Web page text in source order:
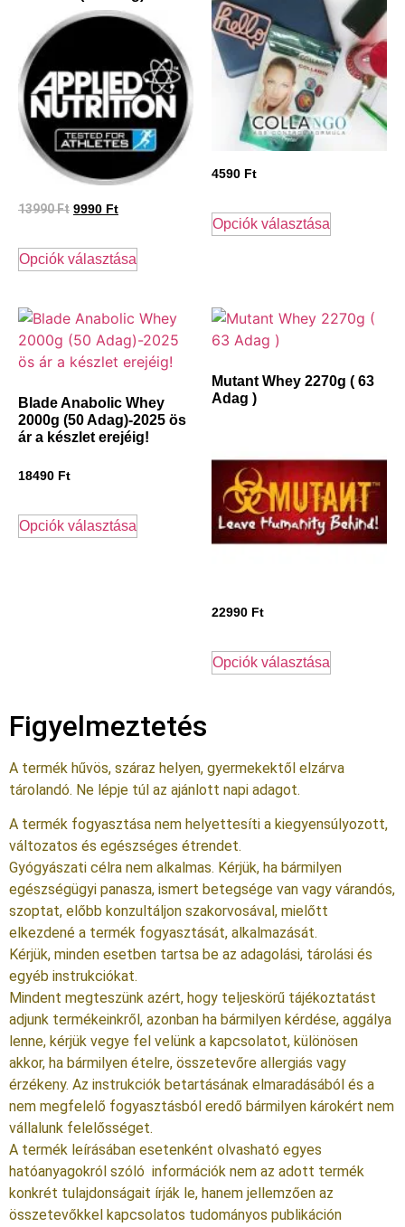
13990Ft 9990 Ft
Opciók választása
4590 Ft
Opciók választása
Blade Anabolic Whey
2000g (50 Adag)-2025 ös
ár a készlet erejéig!
18490 Ft
Opciók választása
Mutant Whey 2270g ( 63
Adag )
22990 Ft
Opciók választása
Figyelmeztetés
A termék hűvös, száraz helyen, gyermekektől elzárva
tárolandó. Ne lépje túl az ajánlott napi adagot.
A termék fogyasztása nem helyettesíti a kiegyensúlyozott,
változatos és egészséges étrendet.
Gyógyászati célra nem alkalmas. Kérjük, ha bármilyen
egészségügyi panasza, ismert betegsége van vagy várandós,
szoptat, előbb konzultáljon szakorvosával, mielőtt
elkezdené a termék fogyasztását, alkalmazását.
Kérjük, minden esetben tartsa be az adagolási, tárolási és
egyéb instrukciókat.
Mindent megteszünk azért, hogy teljeskörű tájékoztatást
adjunk termékeinkről, azonban ha bármilyen kérdése, aggálya
lenne, kérjük vegye fel velünk a kapcsolatot, különösen
akkor, ha bármilyen ételre, összetevőre allergiás vagy
érzékeny. Az instrukciók betartásának elmaradásából és a
nem megfelelő fogyasztásból eredő bármilyen károkért nem
vállalunk felelősséget.
A termék leírásában esetenként olvasható egyes
hatóanyagokról szóló információk nem az adott termék
konkrét tulajdonságait írják le, hanem jellemzően az
összetevőkkel kapcsolatos tudományos publikáción